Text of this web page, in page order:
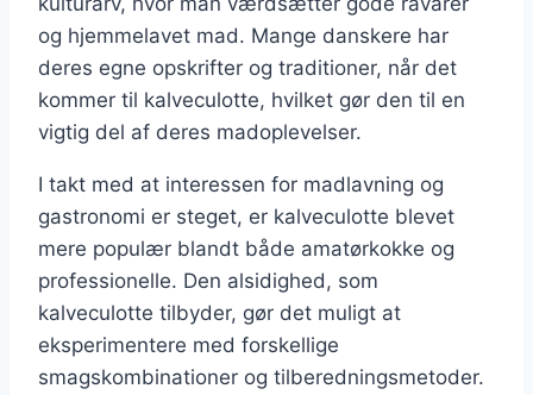
og hjemmelavet mad. Mange danskere har
deres egne opskrifter og traditioner, når det
kommer til kalveculotte, hvilket gør den til en
vigtig del af deres madoplevelser.
I takt med at interessen for madlavning og
gastronomi er steget, er kalveculotte blevet
mere populær blandt både amatørkokke og
professionelle. Den alsidighed, som
kalveculotte tilbyder, gør det muligt at
eksperimentere med forskellige
smagskombinationer og tilberedningsmetoder.